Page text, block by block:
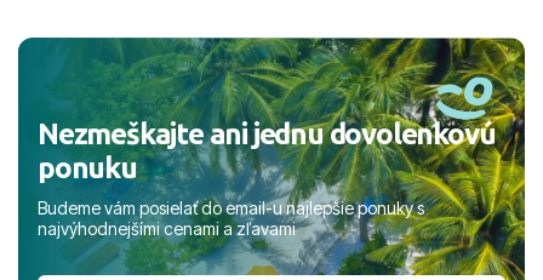
Nezmeškajte ani jednu dovolenkovú
ponuku
Budeme vám posielať do email-u najlepšie ponuky s
najvýhodnejšími cenami a zľavami